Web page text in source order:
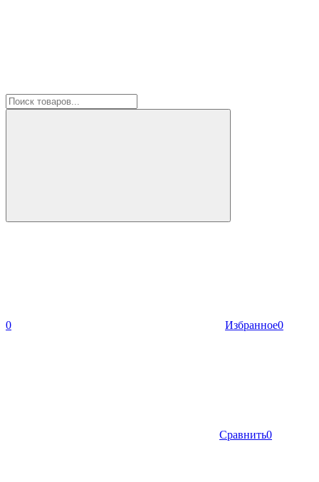
0 Избранное0
Сравнить0